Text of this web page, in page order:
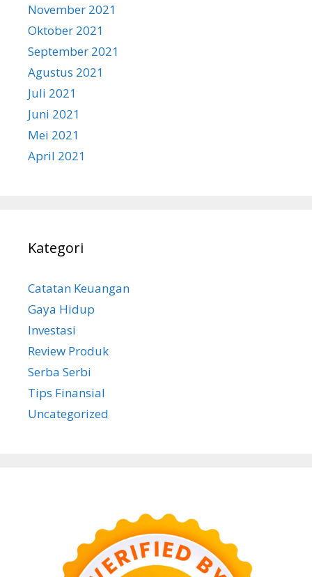
November 2021
Oktober 2021
September 2021
Agustus 2021
Juli 2021
Juni 2021
Mei 2021
April 2021
Kategori
Catatan Keuangan
Gaya Hidup
Investasi
Review Produk
Serba Serbi
Tips Finansial
Uncategorized